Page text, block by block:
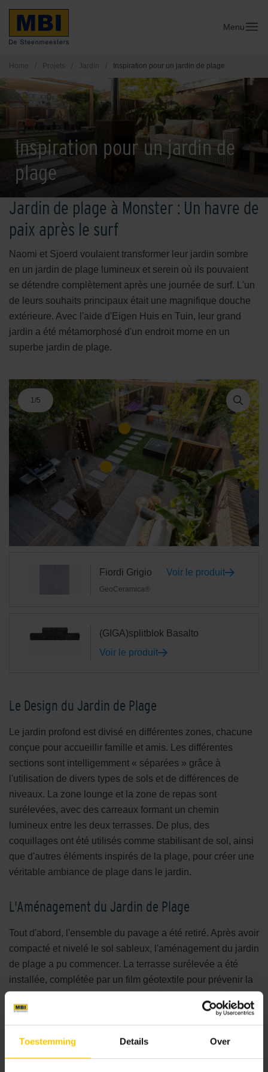
Toestemming Details Over
Menu
Home / Projets / Jardin / Inspiration pour un jardin de plage
Inspiration pour un jardin de
plage
Jardin de plage à Monster : Un havre de
paix après le surf
Naomi et Sjoerd voulaient transformer leur jardin sombre
en un jardin de plage lumineux et serein où ils pouvaient
se détendre complètement après une journée de surf. L'un
de leurs souhaits principaux était une magnifique douche
extérieure. Avec l'aide d'Eigen Huis en Tuin, leur grand
jardin a été métamorphosé d'un endroit morne en un
superbe jardin de plage.
1/5
Fiordi Grigio
GeoCeramica®
Voir le produit
(GIGA)splitblok Basalto
Voir le produit
Le Design du Jardin de Plage
Le jardin profond est divisé en différentes zones, chacune
conçue pour accueillir famille et amis. Les différentes
sections sont intelligemment « séparées » grâce à
l'utilisation de divers types de sols et de différences de
niveaux. La zone lounge et la zone de repas sont
surélevées, avec des carreaux formant un chemin
lumineux entre les deux terrasses. De plus, des
coquillages ont été utilisés comme stabilisant de sol, ainsi
que d'autres éléments inspirés de la plage, pour créer une
véritable ambiance de plage dans le jardin.
L'Aménagement du Jardin de Plage
Tout d'abord, l'ensemble du pavage a été retiré. Après avoir
compacté et nivelé le sol sableux, l'aménagement du jardin
de plage a pu commencer. La terrasse surélevée a été
installée, complétée par un film géotextile pour prévenir la
croissance des mauvaises herbes. Ensuite, le stabilisant
de sol a été versé et les graminées et dalles de jardin ont
été posées. Pour créer un « mur » végétal, Tom a réalisé
une jardinière en blocs Giga split, remplie de plantes
tropicales.